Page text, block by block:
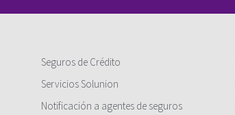
Seguros de Crédito
Servicios Solunion
Notificación a agentes de seguros